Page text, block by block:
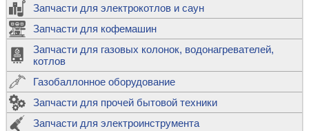
Запчасти для электрокотлов и саун
Запчасти для кофемашин
Запчасти для газовых колонок, водонагревателей,
котлов
Газобаллонное оборудование
Запчасти для прочей бытовой техники
Запчасти для электроинструмента